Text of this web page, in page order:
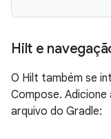
Hilt e
O Hilt também se
Compose. Adicione
arquivo do Gradle: